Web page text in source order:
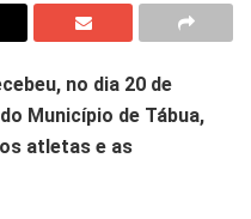
no dia 20 de
Município de Tábua,
atletas e as